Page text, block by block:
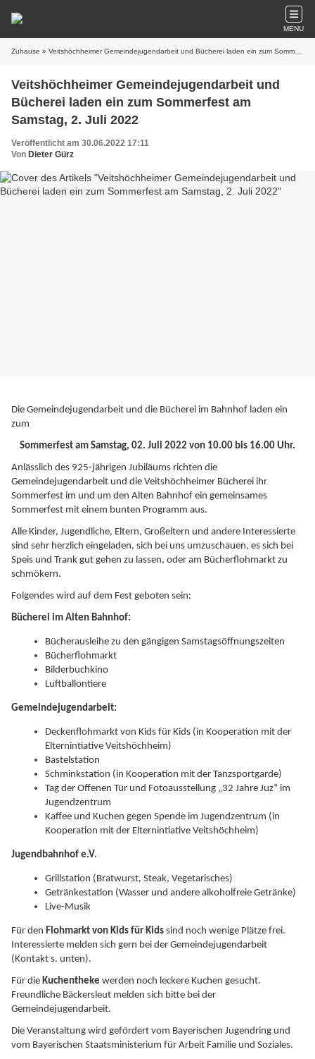
MENU
Zuhause » Veitshöchheimer Gemeindejugendarbeit und Bücherei laden ein zum Sommerfest am Samstag, 2. Juli 2022
Veitshöchheimer Gemeindejugendarbeit und
Bücherei laden ein zum Sommerfest am
Samstag, 2. Juli 2022
Veröffentlicht am 30.06.2022 17:11
Von Dieter Gürz
Die Gemeindejugendarbeit und die Bücherei im Bahnhof laden ein
zum
Sommerfest am Samstag, 02. Juli 2022 von 10.00 bis 16.00 Uhr.
Anlässlich des 925-jährigen Jubiläums richten die
Gemeindejugendarbeit und die Veitshöchheimer Bücherei ihr
Sommerfest im und um den Alten Bahnhof ein gemeinsames
Sommerfest mit einem bunten Programm aus.
Alle Kinder, Jugendliche, Eltern, Großeltern und andere Interessierte
sind sehr herzlich eingeladen, sich bei uns umzuschauen, es sich bei
Speis und Trank gut gehen zu lassen, oder am Bücherflohmarkt zu
schmökern.
Folgendes wird auf dem Fest geboten sein:
Bücherei im Alten Bahnhof:
Bücherausleihe zu den gängigen Samstagsöffnungszeiten
Bücherflohmarkt
Bilderbuchkino
Luftballontiere
Gemeindejugendarbeit:
Deckenflohmarkt von Kids für Kids (in Kooperation mit der
Elternintiative Veitshöchheim)
Bastelstation
Schminkstation (in Kooperation mit der Tanzsportgarde)
Tag der Offenen Tür und Fotoausstellung „32 Jahre Juz“ im
Jugendzentrum
Kaffee und Kuchen gegen Spende im Jugendzentrum (in
Kooperation mit der Elternintiative Veitshöchheim)
Jugendbahnhof e.V.
Grillstation (Bratwurst, Steak, Vegetarisches)
Getränkestation (Wasser und andere alkoholfreie Getränke)
Live-Musik
Für den Flohmarkt von Kids für Kids sind noch wenige Plätze frei.
Interessierte melden sich gern bei der Gemeindejugendarbeit
(Kontakt s. unten).
Für die Kuchentheke werden noch leckere Kuchen gesucht.
Freundliche Bäckersleut melden sich bitte bei der
Gemeindejugendarbeit.
Die Veranstaltung wird gefördert vom Bayerischen Jugendring und
vom Bayerischen Staatsministerium für Arbeit Familie und Soziales.